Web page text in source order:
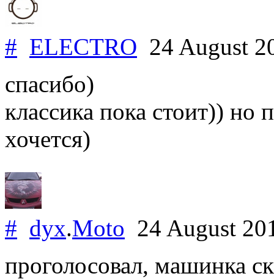
# ELECTRO 24 August
спасибо)
классика пока стоит)) но
хочется)
# dyx.Moto 24 August
проголосовал, машинка